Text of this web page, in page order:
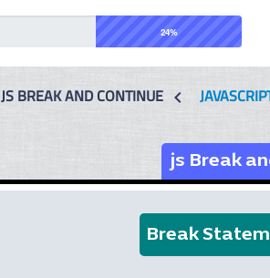
24%
JS BREAK AND CONTINUE chevron_left
js Break
Break